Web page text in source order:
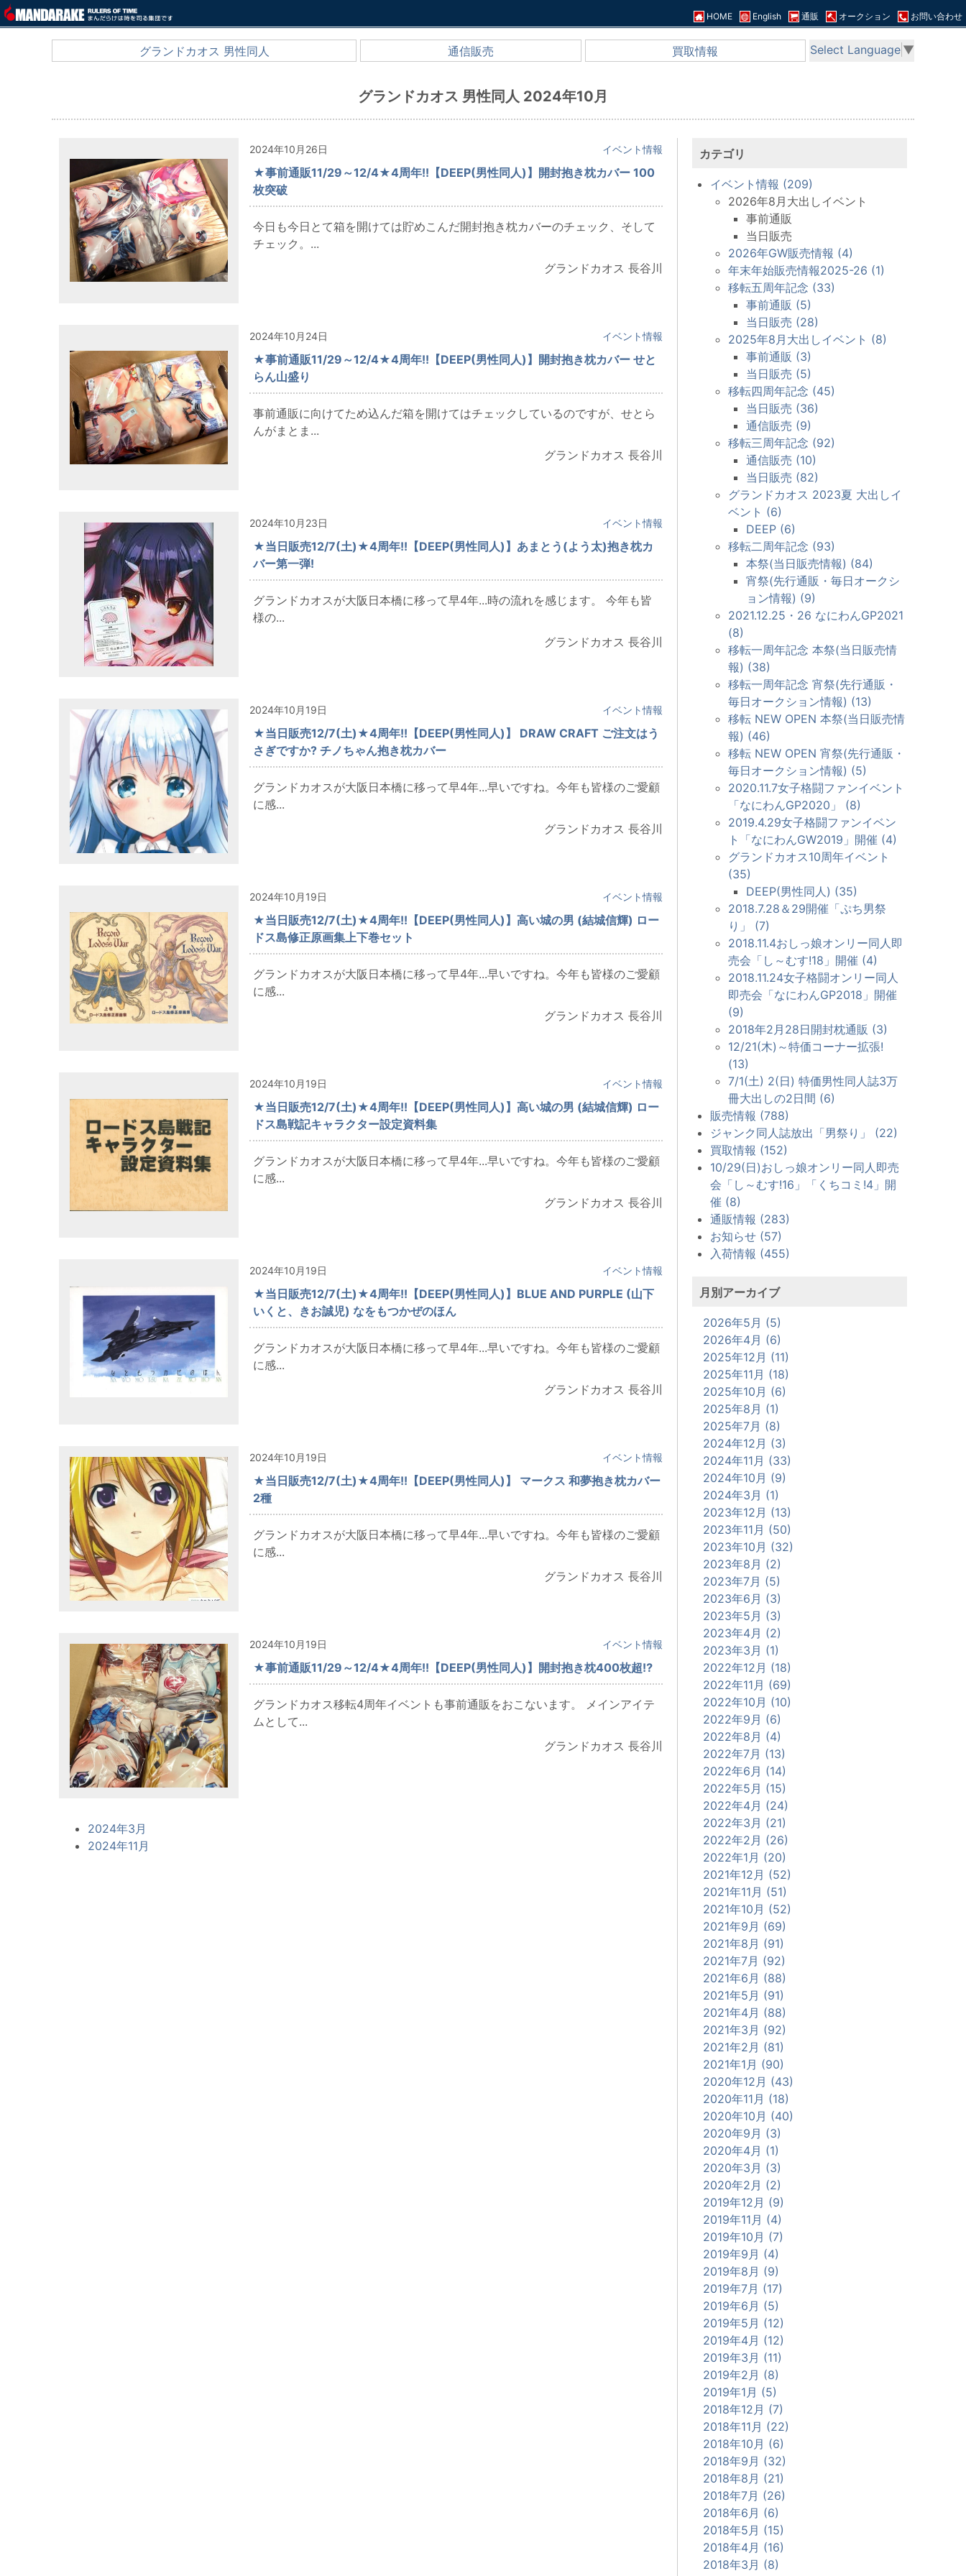
HOME English 通販 オークション お問い合わせ
グランドカオス 男性同人 通信販売 買取情報 Select Language ▼
グランドカオス 男性同人 2024年10月
2024年10月26日 イベント情報
★事前通販11/29～12/4★4周年!!【DEEP(男性同人)】開封抱き枕カバー 100
枚突破
今日も今日とて箱を開けては貯めこんだ開封抱き枕カバーのチェック、そして
チェック。...
グランドカオス 長谷川
2024年10月24日 イベント情報
★事前通販11/29～12/4★4周年!!【DEEP(男性同人)】開封抱き枕カバー せと
らん山盛り
事前通販に向けてため込んだ箱を開けてはチェックしているのですが、せとら
んがまとま...
グランドカオス 長谷川
2024年10月23日 イベント情報
★当日販売12/7(土)★4周年!!【DEEP(男性同人)】あまとう(よう太)抱き枕カ
バー第一弾!
グランドカオスが大阪日本橋に移って早4年...時の流れを感じます。 今年も皆
様の...
グランドカオス 長谷川
2024年10月19日 イベント情報
★当日販売12/7(土)★4周年!!【DEEP(男性同人)】 DRAW CRAFT ご注文はう
さぎですか? チノちゃん抱き枕カバー
グランドカオスが大阪日本橋に移って早4年...早いですね。今年も皆様のご愛顧
に感...
グランドカオス 長谷川
2024年10月19日 イベント情報
★当日販売12/7(土)★4周年!!【DEEP(男性同人)】高い城の男 (結城信輝) ロー
ドス島修正原画集上下巻セット
グランドカオスが大阪日本橋に移って早4年...早いですね。今年も皆様のご愛顧
に感...
グランドカオス 長谷川
2024年10月19日 イベント情報
★当日販売12/7(土)★4周年!!【DEEP(男性同人)】高い城の男 (結城信輝) ロー
ドス島戦記キャラクター設定資料集
グランドカオスが大阪日本橋に移って早4年...早いですね。今年も皆様のご愛顧
に感...
グランドカオス 長谷川
2024年10月19日 イベント情報
★当日販売12/7(土)★4周年!!【DEEP(男性同人)】BLUE AND PURPLE (山下
いくと、きお誠児) なをもつかぜのほん
グランドカオスが大阪日本橋に移って早4年...早いですね。今年も皆様のご愛顧
に感...
グランドカオス 長谷川
2024年10月19日 イベント情報
★当日販売12/7(土)★4周年!!【DEEP(男性同人)】 マークス 和夢抱き枕カバー
2種
グランドカオスが大阪日本橋に移って早4年...早いですね。今年も皆様のご愛顧
に感...
グランドカオス 長谷川
2024年10月19日 イベント情報
★事前通販11/29～12/4★4周年!!【DEEP(男性同人)】開封抱き枕400枚超⁉
グランドカオス移転4周年イベントも事前通販をおこないます。 メインアイテ
ムとして...
グランドカオス 長谷川
2024年3月
2024年11月
カテゴリ
イベント情報 (209)
2026年8月大出しイベント
事前通販
当日販売
2026年GW販売情報 (4)
年末年始販売情報2025-26 (1)
移転五周年記念 (33)
事前通販 (5)
当日販売 (28)
2025年8月大出しイベント (8)
事前通販 (3)
当日販売 (5)
移転四周年記念 (45)
当日販売 (36)
通信販売 (9)
移転三周年記念 (92)
通信販売 (10)
当日販売 (82)
グランドカオス 2023夏 大出しイ
ベント (6)
DEEP (6)
移転二周年記念 (93)
本祭(当日販売情報) (84)
宵祭(先行通販・毎日オークシ
ョン情報) (9)
2021.12.25・26 なにわんGP2021
(8)
移転一周年記念 本祭(当日販売情
報) (38)
移転一周年記念 宵祭(先行通販・
毎日オークション情報) (13)
移転 NEW OPEN 本祭(当日販売情
報) (46)
移転 NEW OPEN 宵祭(先行通販・
毎日オークション情報) (5)
2020.11.7女子格闘ファンイベント
「なにわんGP2020」 (8)
2019.4.29女子格闘ファンイベン
ト「なにわんGW2019」開催 (4)
グランドカオス10周年イベント
(35)
DEEP(男性同人) (35)
2018.7.28＆29開催「ぷち男祭
り」 (7)
2018.11.4おしっ娘オンリー同人即
売会「し～むす!18」開催 (4)
2018.11.24女子格闘オンリー同人
即売会「なにわんGP2018」開催
(9)
2018年2月28日開封枕通販 (3)
12/21(木)～特価コーナー拡張!
(13)
7/1(土) 2(日) 特価男性同人誌3万
冊大出しの2日間 (6)
販売情報 (788)
ジャンク同人誌放出「男祭り」 (22)
買取情報 (152)
10/29(日)おしっ娘オンリー同人即売
会「し～むす!16」「くちコミ!4」開
催 (8)
通販情報 (283)
お知らせ (57)
入荷情報 (455)
月別アーカイブ
2026年5月 (5)
2026年4月 (6)
2025年12月 (11)
2025年11月 (18)
2025年10月 (6)
2025年8月 (1)
2025年7月 (8)
2024年12月 (3)
2024年11月 (33)
2024年10月 (9)
2024年3月 (1)
2023年12月 (13)
2023年11月 (50)
2023年10月 (32)
2023年8月 (2)
2023年7月 (5)
2023年6月 (3)
2023年5月 (3)
2023年4月 (2)
2023年3月 (1)
2022年12月 (18)
2022年11月 (69)
2022年10月 (10)
2022年9月 (6)
2022年8月 (4)
2022年7月 (13)
2022年6月 (14)
2022年5月 (15)
2022年4月 (24)
2022年3月 (21)
2022年2月 (26)
2022年1月 (20)
2021年12月 (52)
2021年11月 (51)
2021年10月 (52)
2021年9月 (69)
2021年8月 (91)
2021年7月 (92)
2021年6月 (88)
2021年5月 (91)
2021年4月 (88)
2021年3月 (92)
2021年2月 (81)
2021年1月 (90)
2020年12月 (43)
2020年11月 (18)
2020年10月 (40)
2020年9月 (3)
2020年4月 (1)
2020年3月 (3)
2020年2月 (2)
2019年12月 (9)
2019年11月 (4)
2019年10月 (7)
2019年9月 (4)
2019年8月 (9)
2019年7月 (17)
2019年6月 (5)
2019年5月 (12)
2019年4月 (12)
2019年3月 (11)
2019年2月 (8)
2019年1月 (5)
2018年12月 (7)
2018年11月 (22)
2018年10月 (6)
2018年9月 (32)
2018年8月 (21)
2018年7月 (26)
2018年6月 (6)
2018年5月 (15)
2018年4月 (16)
2018年3月 (8)